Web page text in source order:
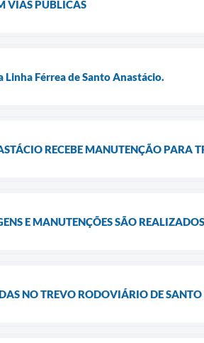
VIAS PÚBLICAS
Férrea de Santo Anastácio.
RECEBE MANUTENÇÃO PARA
E MANUTENÇÕES SÃO
NO TREVO RODOVIÁRIO DE